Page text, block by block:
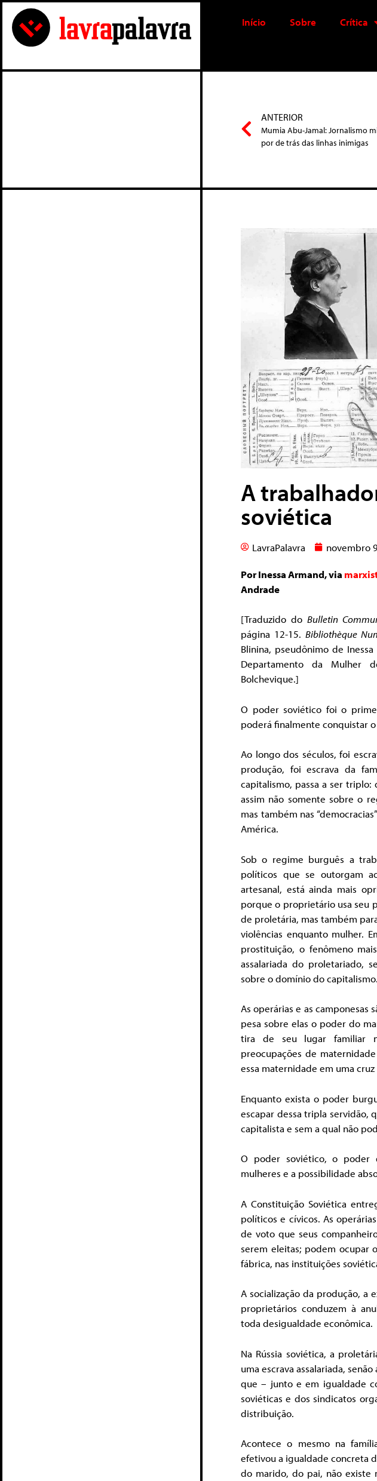
Início Sobre Crítica
ANTERIOR
Mumia Abu-Jamal: Jornalismo
por de trás das linhas inimigas
A
soviética
LavraPalavra novembro
Por Inessa Armand, via
Andrade
[Traduzido doBulletin
página 12-15. Bibliothèque
Blinina, pseudônimo de
Departamento da Mulher
Bolchevique.]
O poder soviético foi o
poderá finalmente conquistar
Ao longo dos séculos, foi
produção, foi escrava da
capitalismo, passa a ser triplo:
assim não somente sobre o
mas também nas
América.
Sob o regime burguês a
políticos que se outorgam
artesanal, está ainda mais
porque o proprietário usa seu
de proletária, mas também
violências enquanto mulher.
prostituição, o fenômeno
assalariada do proletariado,
sobre o domínio do capitalismo.
As operárias e as camponesas
pesa sobre elas o poder do
tira de seu lugar familiar
preocupações de
essa maternidade em uma
Enquanto exista o poder
escapar dessa tripla servidão,
capitalista e sem a qual não
O poder soviético, o poder
mulheres e a possibilidade
A Constituição Soviética
políticos e cívicos. As
de voto que seus
serem eleitas; podem ocupar
fábrica, nas instituições
A socialização da produção, a
proprietários conduzem à
toda desigualdade econômica.
Na Rússia soviética, a
uma escrava assalariada,
que – junto e em igualdade
soviéticas e dos sindicatos
distribuição.
Acontece o mesmo na
efetivou a igualdade concreta
do marido, do pai, não existe